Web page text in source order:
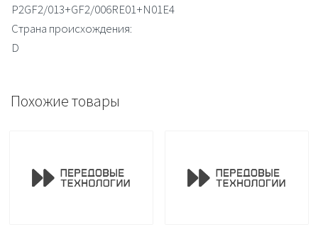
P2GF2/013+GF2/006RE01+N01E4
Страна происхождения:
D
Похожие товары